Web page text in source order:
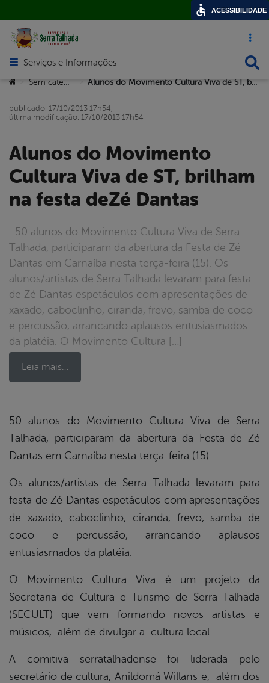
Acesso
Abrir menu principal de navegação
Serviços e Informações
Você está aqui:
> >
Alunos do Movimento
Cultura Viva de ST, brilham
na festa deZé Dantas
50 alunos do Movimento Cultura Viva de Serra
Talhada, participaram da abertura da Festa de Zé
Dantas em Carnaíba nesta terça-feira (15). Os
alunos/artistas de Serra Talhada levaram para festa
de Zé Dantas espetáculos com apresentações de
xaxado, caboclinho, ciranda, frevo, samba de coco
e percussão, arrancando aplausos entusiasmados
da platéia. O Movimento Cultura […]
Leia mais…
publicado: 17/10/2013 17h54,
última modificação: 17/10/2013 17h54
50 alunos do Movimento Cultura Viva de Serra
Talhada, participaram da abertura da Festa de Zé
Dantas em Carnaíba nesta terça-feira (15).
Os alunos/artistas de Serra Talhada levaram para
festa de Zé Dantas espetáculos com apresentações
de xaxado, caboclinho, ciranda, frevo, samba de
coco e percussão, arrancando aplausos
entusiasmados da platéia.
O Movimento Cultura Viva é um projeto da
Secretaria de Cultura e Turismo de Serra Talhada
(SECULT) que vem formando novos artistas e
músicos, além de divulgar a cultura local.
A comitiva serratalhadense foi liderada pelo
secretário de cultura, Anildomá Willans e, além dos
ACESSIBILIDADE